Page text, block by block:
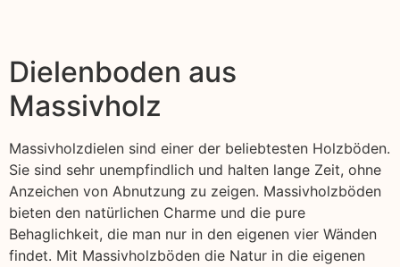
Dielenboden aus
Massivholz
Massivholzdielen sind einer der beliebtesten Holzböden.
Sie sind sehr unempfindlich und halten lange Zeit, ohne
Anzeichen von Abnutzung zu zeigen. Massivholzböden
bieten den natürlichen Charme und die pure
Behaglichkeit, die man nur in den eigenen vier Wänden
findet. Mit Massivholzböden die Natur in die eigenen